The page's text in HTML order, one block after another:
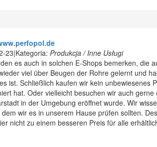
23|Kategoria: Produkcja / Inne Usługi
es auch in solchen E-Shops bemerken, die
viel über Beugen der Rohre gelernt und
ist. Schließlich kaufen wir kein unbewiesenes
hat. Oder vielleicht besuchen wir auch
in der Umgebung eröffnet wurde. Wir
dem wir es in unserem Hause prüfen sollten.
nicht zu einem besseren Preis für alle